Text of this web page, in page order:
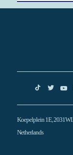
Koepelplein 1E,
Netherlands